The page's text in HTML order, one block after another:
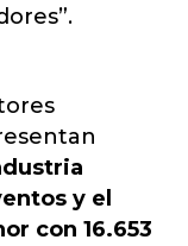
y el
con 16.653